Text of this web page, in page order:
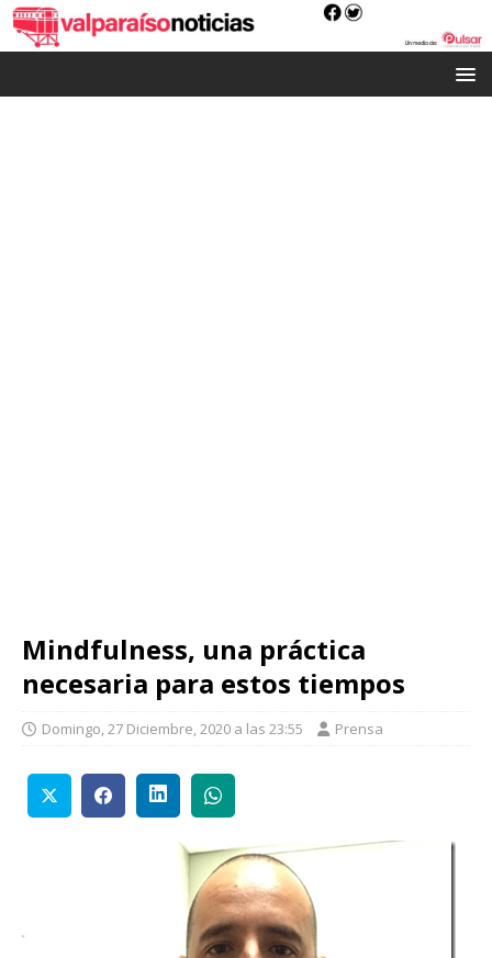
Mindfulness, una práctica
necesaria para estos tiempos
Domingo, 27 Diciembre, 2020 a las 23:55 Prensa